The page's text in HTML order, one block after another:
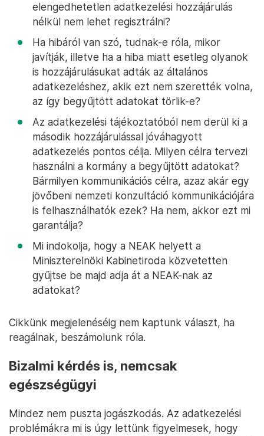
elengedhetetlen adatkezelési hozzájárulás
nélkül nem lehet regisztrálni?
Ha hibáról van szó, tudnak-e róla, mikor
javítják, illetve ha a hiba miatt esetleg olyanok
is hozzájárulásukat adták az általános
adatkezeléshez, akik ezt nem szerették volna,
az így begyűjtött adatokat törlik-e?
Az adatkezelési tájékoztatóból nem derül ki a
második hozzájárulással jóváhagyott
adatkezelés pontos célja. Milyen célra tervezi
használni a kormány a begyűjtött adatokat?
Bármilyen kommunikációs célra, azaz akár egy
jövőbeni nemzeti konzultáció kommunikációjára
is felhasználhatók ezek? Ha nem, akkor ezt mi
garantálja?
Mi indokolja, hogy a NEAK helyett a
Miniszterelnöki Kabinetiroda közvetetten
gyűjtse be majd adja át a NEAK-nak az
adatokat?
Cikkünk megjelenéséig nem kaptunk választ, ha
reagálnak, beszámolunk róla.
Bizalmi kérdés is, nemcsak
egészségügyi
Mindez nem puszta jogászkodás. Az adatkezelési
problémákra mi is úgy lettünk figyelmesek, hogy